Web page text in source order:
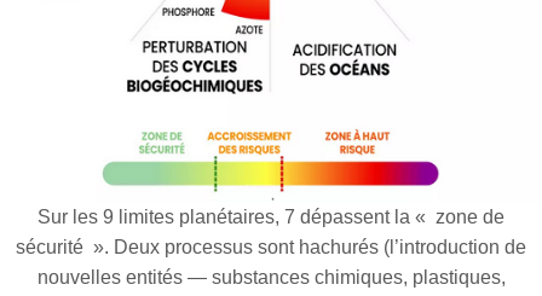
Sur les 9 limites planétaires, 7 dépassent la « zone de
sécurité ». Deux processus sont hachurés (l’introduction de
nouvelles entités — substances chimiques, plastiques,